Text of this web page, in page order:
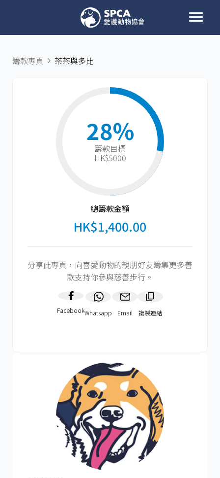
籌款專頁 茶茶與多比
28%
籌款目標​
HK$5000
總籌款金額​
HK$1,400.00
分享此專頁，向喜愛動物的親朋好友籌集更多善
款支持你參與慈善步行。
FacebookWhatsapp Email 複製連結​